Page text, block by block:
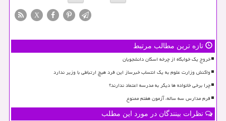
X
تازه ترین مطالب مرتبط
خروج یک خوابگاه از چرخه اسکان دانشجویان
واکنش وزارت علوم به یک انتساب خبرساز این فرد هیچ ارتباطی با وزیر ندارد
چرا برخی خانواده ها دیگر به مدرسه اعتماد ندارند؟
فرم مدارس سه ساله، آزمون هفتم ممنوع
نظرات بینندگان در مورد این مطلب